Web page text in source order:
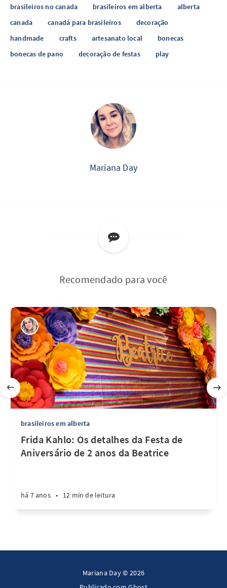
brasileiros no canada
brasileiros em alberta
alberta
canada
canadá para brasileiros
decoração
handmade
crafts artesanato local
bonecas
bonecas de pano
decoração de festas play
Mariana Day
Recomendado para você
brasileiros em alberta
Frida Kahlo: Os detalhes da Festa de
Aniversário de 2 anos da Beatrice
há 7 anos • 12 min de leitura
Mariana Day © 2026